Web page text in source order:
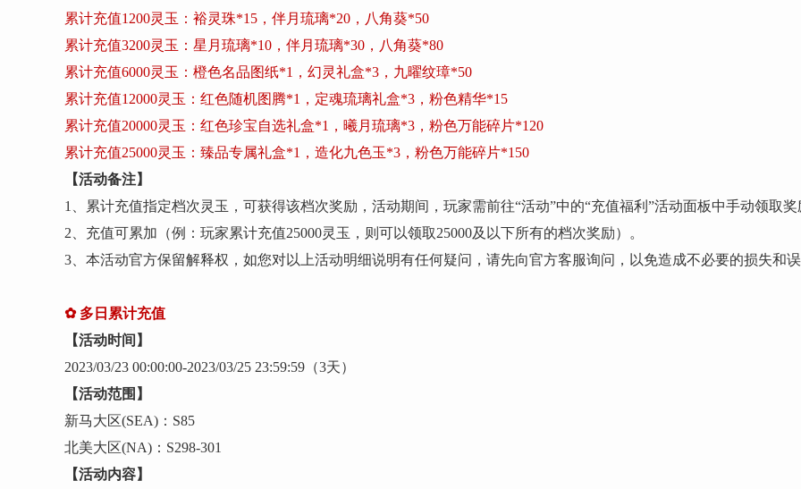
累计充值1200灵玉：裕灵珠*15，伴月琉璃*20，八角葵*50
累计充值3200灵玉：星月琉璃*10，伴月琉璃*30，八角葵*80
累计充值6000灵玉：橙色名品图纸*1，幻灵礼盒*3，九曜纹璋*50
累计充值12000灵玉：红色随机图腾*1，定魂琉璃礼盒*3，粉色精华*15
累计充值20000灵玉：红色珍宝自选礼盒*1，曦月琉璃*3，粉色万能碎片*120
累计充值25000灵玉：臻品专属礼盒*1，造化九色玉*3，粉色万能碎片*150
【活动备注】
1、累计充值指定档次灵玉，可获得该档次奖励，活动期间，玩家需前往“活动”中的“充值福利”活动面板中手动领取
2、充值可累加（例：玩家累计充值25000灵玉，则可以领取25000及以下所有的档次奖励）。
3、本活动官方保留解释权，如您对以上活动明细说明有任何疑问，请先向官方客服询问，以免造成不必要的损失和
✿ 多日累计充值
【活动时间】
2023/03/23 00:00:00-2023/03/25 23:59:59 （3天）
【活动范围】
新马大区(SEA)：S85
北美大区(NA)：S298-301
【活动内容】